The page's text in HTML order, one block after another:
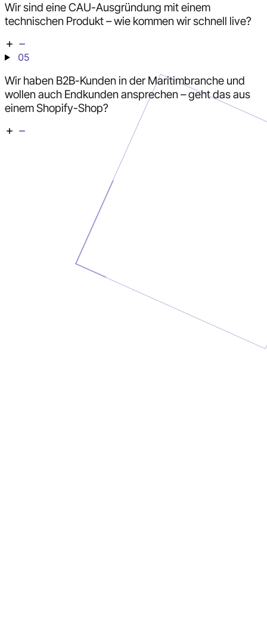
Wir sind eine CAU-Ausgründung mit einem
technischen Produkt – wie kommen wir schnell live?
05
Wir haben B2B-Kunden in der Maritimbranche und
wollen auch Endkunden ansprechen – geht das aus
einem Shopify-Shop?